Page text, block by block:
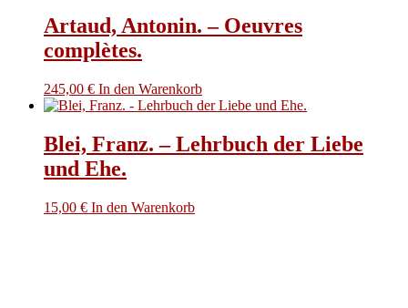
Artaud, Antonin. – Oeuvres
complètes.
245,00 € In den Warenkorb
Blei, Franz. – Lehrbuch der Liebe
und Ehe.
15,00 € In den Warenkorb